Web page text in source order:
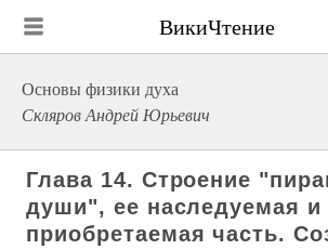
ВикиЧтение
Основы физики духа
Скляров Андрей Юрьевич
Глава 14. Строение
души", ее наследуемая и
приобретаемая часть.